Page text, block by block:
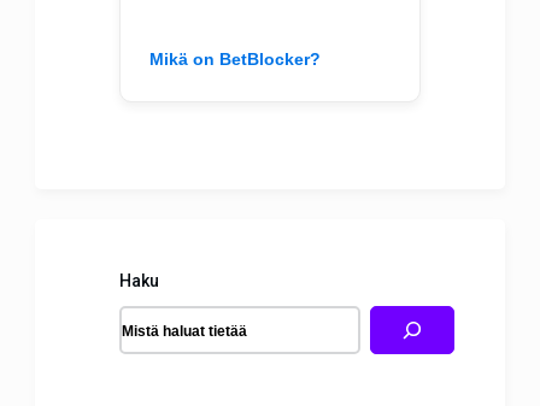
Mikä on BetBlocker?
Haku